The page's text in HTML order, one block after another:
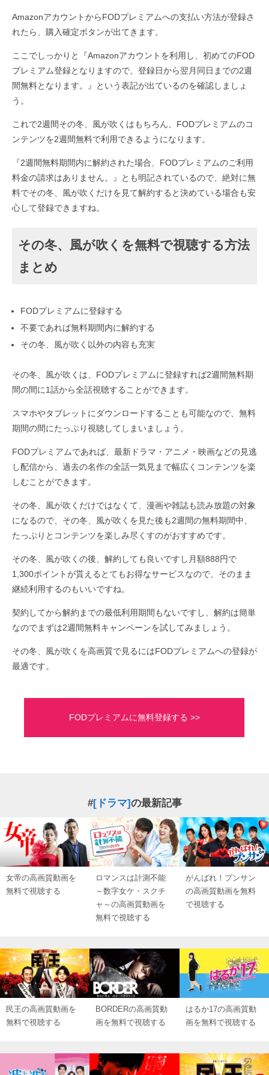
AmazonアカウントからFODプレミアムへの支払い方法が登録さ
れたら、購入確定ボタンが出てきます。
ここでしっかりと『Amazonアカウントを利用し、初めてのFOD
プレミアム登録となりますので、登録日から翌月同日までの2週
間無料となります。』という表記が出ているのを確認しましょ
う。
これで2週間その冬、風が吹くはもちろん、FODプレミアムのコ
ンテンツを2週間無料で利用できるようになります。
『2週間無料期間内に解約された場合、FODプレミアムのご利用
料金の請求はありません。』とも明記されているので、絶対に無
料でその冬、風が吹くだけを見て解約すると決めている場合も安
心して登録できますね。
その冬、風が吹くを無料で視聴する方法
まとめ
FODプレミアムに登録する
不要であれば無料期間内に解約する
その冬、風が吹く以外の内容も充実
その冬、風が吹くは、FODプレミアムに登録すれば2週間無料期
間の間に1話から全話視聴することができます。
スマホやタブレットにダウンロードすることも可能なので、無料
期間の間にたっぷり視聴してしまいましょう。
FODプレミアムであれば、最新ドラマ・アニメ・映画などの見逃
し配信から、過去の名作の全話一気見まで幅広くコンテンツを楽
しむことができます。
その冬、風が吹くだけではなくて、漫画や雑誌も読み放題の対象
になるので、その冬、風が吹くを見た後も2週間の無料期間中、
たっぷりとコンテンツを楽しみ尽くすのがおすすめです。
その冬、風が吹くの後、解約しても良いですし月額888円で
1,300ポイントが貰えるとてもお得なサービスなので、そのまま
継続利用するのもいいですね。
契約してから解約までの最低利用期間もないですし、解約は簡単
なのでまずは2週間無料キャンペーンを試してみましょう。
その冬、風が吹くを高画質で見るにはFODプレミアムへの登録が
最適です。
FODプレミアムに無料登録する >>
#[ドラマ]の最新記事
女帝の高画質動画を
無料で視聴する
ロマンスは計測不能
～数字女ケ・スクチ
ャ～の高画質動画を
無料で視聴する
がんばれ！プンサン
の高画質動画を無料
で視聴する
民王の高画質動画を
無料で視聴する
BORDERの高画質動
画を無料で視聴する
はるか17の高画質動
画を無料で視聴する